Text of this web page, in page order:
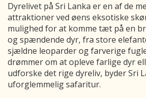
Dyrelivet på Sri Lanka er en af de
attraktioner ved øens eksotiske
mulighed for at komme tæt på en
og spændende dyr, fra store
sjældne leoparder og farverige
drømmer om at opleve farlige dyr
udforske det rige dyreliv, byder Sri
uforglemmelig safaritur.